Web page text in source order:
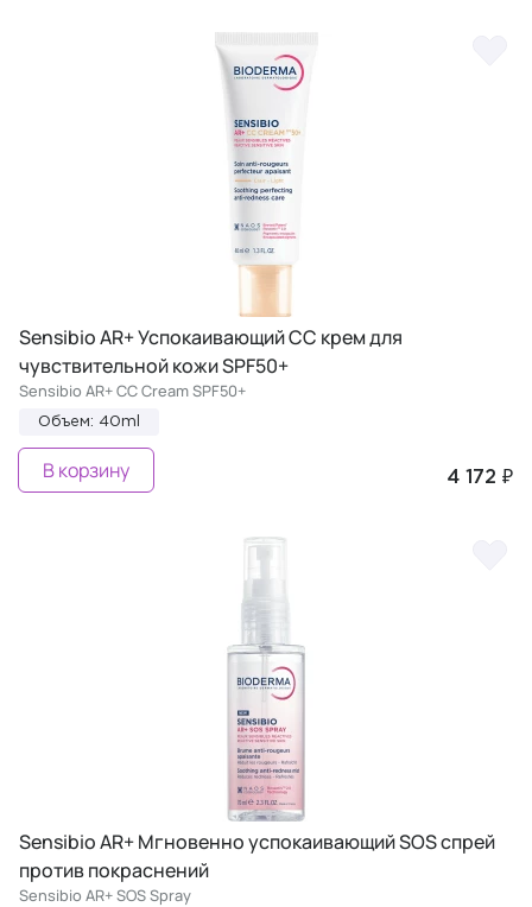
Sensibio AR+ Успокаивающий СС крем для
чувствительной кожи SPF50+
Sensibio AR+ CC Cream SPF50+
Объем: 40ml
4 172 ₽
В корзину
Sensibio AR+ Мгновенно успокаивающий SOS спрей
против покраснений
Sensibio AR+ SOS Spray